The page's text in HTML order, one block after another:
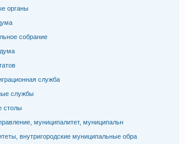
органы
собрание
служба
службы
столы
муниципалитет, муниципальн
внутригородские муниципальные обра